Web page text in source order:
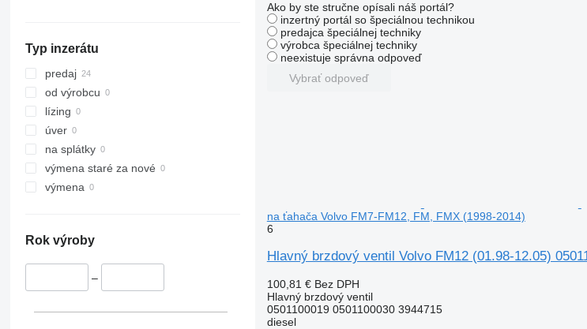
Typ inzerátu
predaj
od výrobcu
lízing
úver
na splátky
výmena staré za nové
výmena
Rok výroby
–
Ako by ste stručne opísali náš portál?
inzertný portál so špeciálnou technikou
predajca špeciálnej techniky
výrobca špeciálnej techniky
neexistuje správna odpoveď
Vybrať odpoveď
na ťahača Volvo FM7-FM12, FM, FMX (1998-2014)
6
Hlavný brzdový ventil Volvo FM12 (01.98-12.05)
100,81 € Bez DPH
Hlavný brzdový ventil
0501100019 0501100030 3944715
diesel